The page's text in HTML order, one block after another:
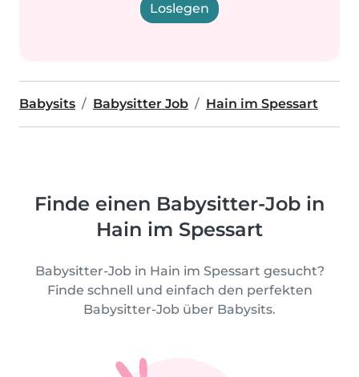
Loslegen
Babysits Babysitter Job Hain im Spessart
Finde einen Babysitter-Job in
Hain im Spessart
Babysitter-Job in Hain im Spessart gesucht?
Finde schnell und einfach den perfekten
Babysitter-Job über Babysits.